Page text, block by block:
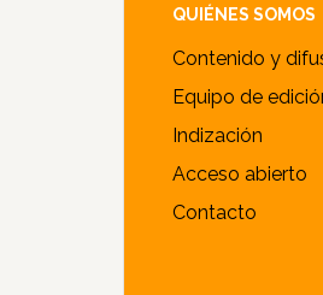
Footer
QUIÉNES SOMOS
Contenido y
Equipo de
Indización
Acceso abierto
Contacto